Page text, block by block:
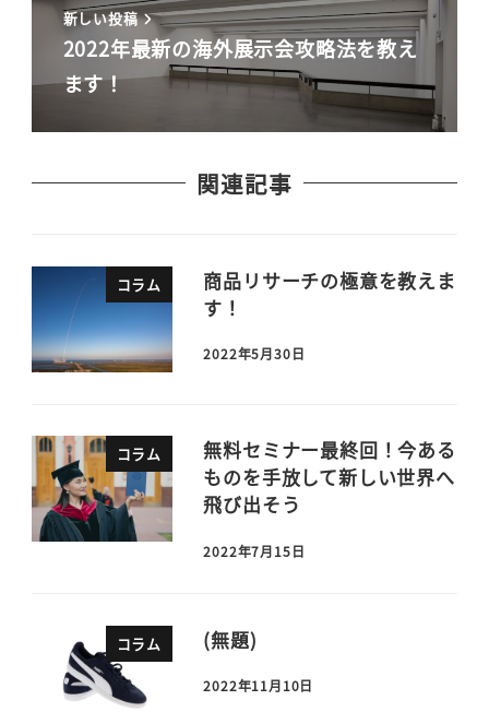
新しい投稿
2022年最新の海外展示会攻略法を教え
ます！
関連記事
コラム
商品リサーチの極意を教えま
す！
2022年5月30日
コラム
無料セミナー最終回！今ある
ものを手放して新しい世界へ
飛び出そう
2022年7月15日
コラム (無題)
2022年11月10日